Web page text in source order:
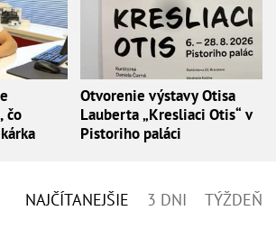
čo
Otvorenie výstavy Otisa
Lauberta „Kresliaci Otis“ v
Pistoriho paláci
NAJČÍTANEJŠIE 3 DNI TÝŽDEŇ